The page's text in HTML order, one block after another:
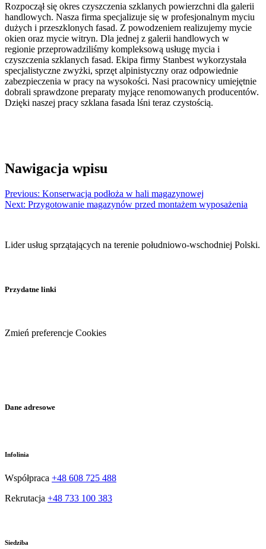
Rozpoczął się okres czyszczenia szklanych powierzchni dla galerii
handlowych. Nasza firma specjalizuje się w profesjonalnym myciu
dużych i przeszklonych fasad. Z powodzeniem realizujemy mycie
okien oraz mycie witryn. Dla jednej z galerii handlowych w
regionie przeprowadziliśmy kompleksową usługę mycia i
czyszczenia szklanych fasad. Ekipa firmy Stanbest wykorzystała
specjalistyczne zwyżki, sprzęt alpinistyczny oraz odpowiednie
zabezpieczenia w pracy na wysokości. Nasi pracownicy umiejętnie
dobrali sprawdzone preparaty myjące renomowanych producentów.
Dzięki naszej pracy szklana fasada lśni teraz czystością.
Nawigacja wpisu
Previous: Konserwacja podłoża w hali magazynowej
Next: Przygotowanie magazynów przed montażem wyposażenia
Lider usług sprzątających na terenie południowo-wschodniej Polski.
Przydatne linki
Zmień preferencje Cookies
Dane adresowe
Infolinia
Współpraca +48 608 725 488
Rekrutacja +48 733 100 383
Siedziba